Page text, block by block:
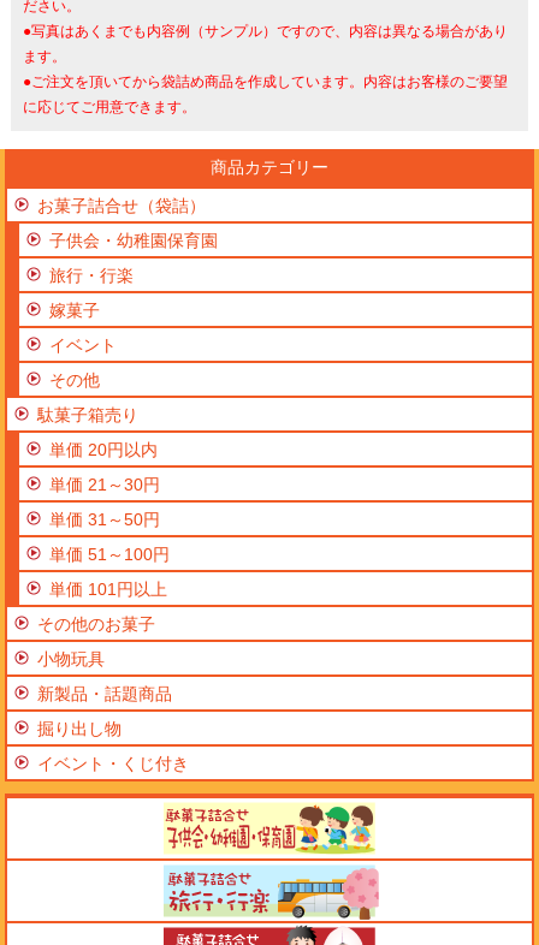
ださい。
●写真はあくまでも内容例（サンプル）ですので、内容は異なる場合があり
ます。
●ご注文を頂いてから袋詰め商品を作成しています。内容はお客様のご要望
に応じてご用意できます。
商品カテゴリー
お菓子詰合せ（袋詰）
子供会・幼稚園保育園
旅行・行楽
嫁菓子
イベント
その他
駄菓子箱売り
単価 20円以内
単価 21～30円
単価 31～50円
単価 51～100円
単価 101円以上
その他のお菓子
小物玩具
新製品・話題商品
掘り出し物
イベント・くじ付き